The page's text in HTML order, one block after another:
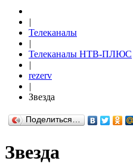
|
Телеканалы
|
Телеканалы НТВ-ПЛЮС
|
rezerv
|
Звезда
Поделиться…
Звезда